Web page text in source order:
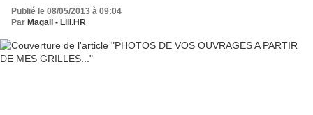
Publié le 08/05/2013 à 09:04
Par Magali - Lili.HR